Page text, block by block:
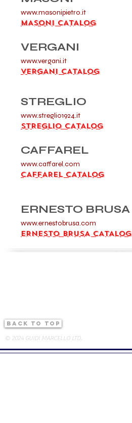
www.masonipietro.it
MASONI CATALOG
VERGANI
www.vergani.it
VERGANI CATALOG
STREGLIO
www.streglio1924.it
STREGLIO CATALOG
CAFFAREL
www.caffarel.com
CAFFAREL CATALOG
ERNESTO BRUSA
www.ernestobrusa.com
ERNESTO BRUSA CATALOG
back to top
© 2024 GUIDI MARCELLO LTD.